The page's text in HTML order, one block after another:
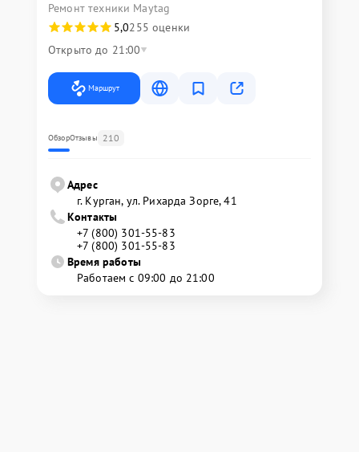
Ремонт техники Maytag
5,0255 оценки
Открыто до 21:00
Маршрут
ОбзорОтзывы 210
Адрес
г. Курган, ул. Рихарда Зорге, 41
Контакты
+7 (800) 301-55-83
+7 (800) 301-55-83
Время работы
Работаем с 09:00 до 21:00